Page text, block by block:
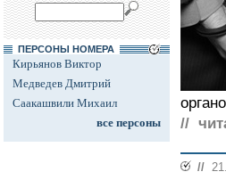
ПЕРСОНЫ НОМЕРА
Кирьянов Виктор
Медведев Дмитрий
Саакашвили Михаил
все персоны
//
//